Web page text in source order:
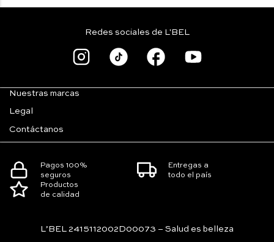
Nuestras marcas
Legal
Contáctanos
Redes sociales de L'BEL
Pagos 100%
seguros
Entregas a
todo el país
Productos
de calidad
L’BEL 2415112002D00073 – Salud es belleza